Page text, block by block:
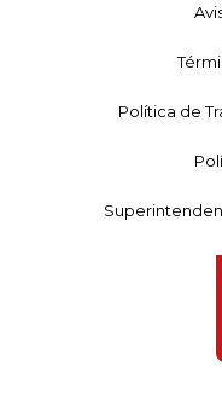
Política de